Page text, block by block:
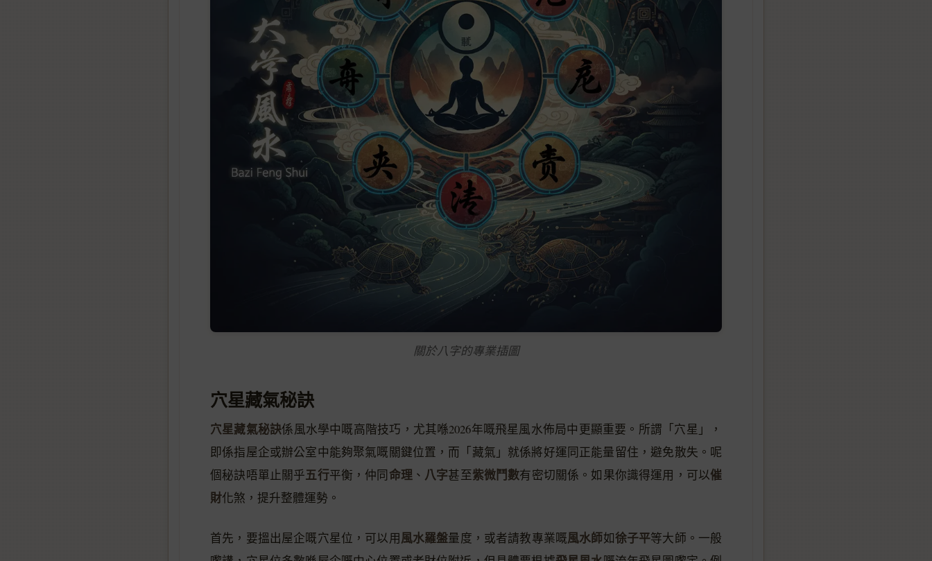
關於八字的專業插圖
穴星藏氣秘訣
穴星藏氣秘訣係風水學中嘅高階技巧，尤其喺2026年嘅飛星風水佈局中更顯重要。所謂「穴星」，
即係指屋企或辦公室中能夠聚氣嘅關鍵位置，而「藏氣」就係將好運同正能量留住，避免散失。呢
個秘訣唔單止關乎五行平衡，仲同命理、 八字甚至紫微鬥數有密切關係。如果你識得運用，可以催
財化煞，提升整體運勢。
首先，要搵出屋企嘅穴星位，可以用風水羅盤量度，或者請教專業嘅風水師如徐子平等大師。一般